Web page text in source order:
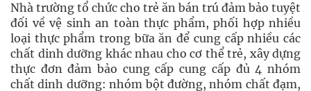
Nhà trường tổ chức cho trẻ ăn bán trú đảm bảo tuyệt
đối về vệ sinh an toàn thực phẩm, phối hợp nhiều
loại thực phẩm trong bữa ăn để cung cấp nhiều các
chất dinh dưỡng khác nhau cho cơ thể trẻ, xây dựng
thực đơn đảm bảo cung cấp cung cấp đủ 4 nhóm
chất dinh dưỡng: nhóm bột đường, nhóm chất đạm,